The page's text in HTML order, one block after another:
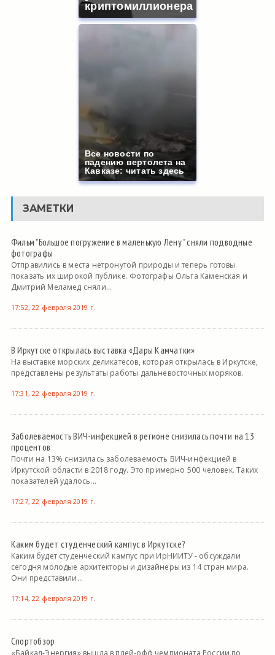
криптомиллионера
Все новости по
падению вертолета на
Кавказе: читать здесь
ЗАМЕТКИ
Фильм "Большое погружение в маленькую Лену " сняли подводные
фотографы
Отправились в места нетронутой природы и теперь готовы
показать их широкой публике. Фотографы Ольга Каменская и
Дмитрий Меламед сняли...
17:52, 22 февраля 2019 г.
В Иркутске открылась выставка «Дары Камчатки»
На выставке морских деликатесов, которая открылась в Иркутске,
представлены результаты работы дальневосточных моряков.
17:31, 22 февраля 2019 г.
Заболеваемость ВИЧ-инфекцией в регионе снизилась почти на 13
процентов
Почти на 13% снизилась заболеваемость ВИЧ-инфекцией в
Иркутской области в 2018 году. Это примерно 500 человек. Таких
показателей удалось...
17:27, 22 февраля 2019 г.
Каким будет студенческий кампус в Иркутске?
Каким будет студенческий кампус при ИрНИИТУ - обсуждали
сегодня молодые архитекторы и дизайнеры из 14 стран мира.
Они представили...
17:14, 22 февраля 2019 г.
Спортобзор
«Байкал-Энергия» вышла в плей-офф чемпионата России по